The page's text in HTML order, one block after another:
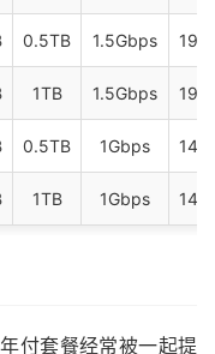
0.5TB 1.5Gbps 19个
1TB 1.5Gbps 19个
0.5TB 1Gbps 14个
1TB 1Gbps 14个
付套餐经常被一起提